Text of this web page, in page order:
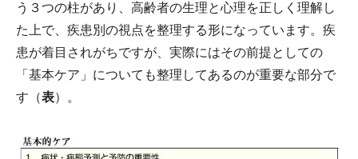
う３つの柱があり、高齢者の生理と心理を正しく理解し
た上で、疾患別の視点を整理する形になっています。疾
患が着目されがちですが、実際にはその前提としての
「基本ケア」についても整理してあるのが重要な部分で
す（表）。